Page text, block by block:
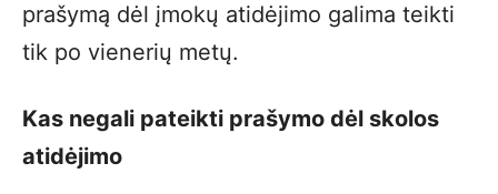
prašymą dėl įmokų atidėjimo galima teikti
tik po vienerių metų.
Kas negali pateikti prašymo dėl skolos
atidėjimo